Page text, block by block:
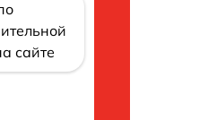
сайте